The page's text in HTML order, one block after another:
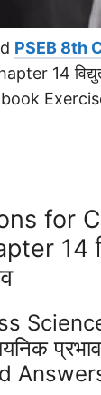
PSEB 8th
14
for
14